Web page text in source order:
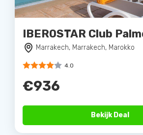
IBEROSTAR Club
Marrakech, Marrakech, Marokko
4.0
€936
Bekijk Deal